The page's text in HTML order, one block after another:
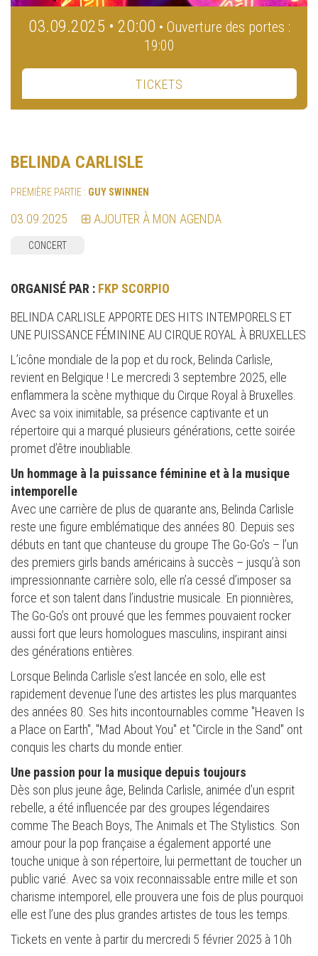
03.09.2025 • 20:00 • Ouverture des portes :
19:00
TICKETS
BELINDA CARLISLE
PREMIÈRE PARTIE : GUY SWINNEN
03.09.2025 AJOUTER À MON AGENDA
CONCERT
ORGANISÉ PAR : FKP SCORPIO
BELINDA CARLISLE APPORTE DES HITS INTEMPORELS ET
UNE PUISSANCE FÉMININE AU CIRQUE ROYAL À BRUXELLES
L’icône mondiale de la pop et du rock, Belinda Carlisle,
revient en Belgique ! Le mercredi 3 septembre 2025, elle
enflammera la scène mythique du Cirque Royal à Bruxelles.
Avec sa voix inimitable, sa présence captivante et un
répertoire qui a marqué plusieurs générations, cette soirée
promet d’être inoubliable.
Un hommage à la puissance féminine et à la musique
intemporelle
Avec une carrière de plus de quarante ans, Belinda Carlisle
reste une figure emblématique des années 80. Depuis ses
débuts en tant que chanteuse du groupe The Go-Go’s – l’un
des premiers girls bands américains à succès – jusqu’à son
impressionnante carrière solo, elle n’a cessé d’imposer sa
force et son talent dans l’industrie musicale. En pionnières,
The Go-Go’s ont prouvé que les femmes pouvaient rocker
aussi fort que leurs homologues masculins, inspirant ainsi
des générations entières.
Lorsque Belinda Carlisle s’est lancée en solo, elle est
rapidement devenue l’une des artistes les plus marquantes
des années 80. Ses hits incontournables comme "Heaven Is
a Place on Earth", "Mad About You" et "Circle in the Sand" ont
conquis les charts du monde entier.
Une passion pour la musique depuis toujours
Dès son plus jeune âge, Belinda Carlisle, animée d’un esprit
rebelle, a été influencée par des groupes légendaires
comme The Beach Boys, The Animals et The Stylistics. Son
amour pour la pop française a également apporté une
touche unique à son répertoire, lui permettant de toucher un
public varié. Avec sa voix reconnaissable entre mille et son
charisme intemporel, elle prouvera une fois de plus pourquoi
elle est l’une des plus grandes artistes de tous les temps.
Tickets en vente à partir du mercredi 5 février 2025 à 10h